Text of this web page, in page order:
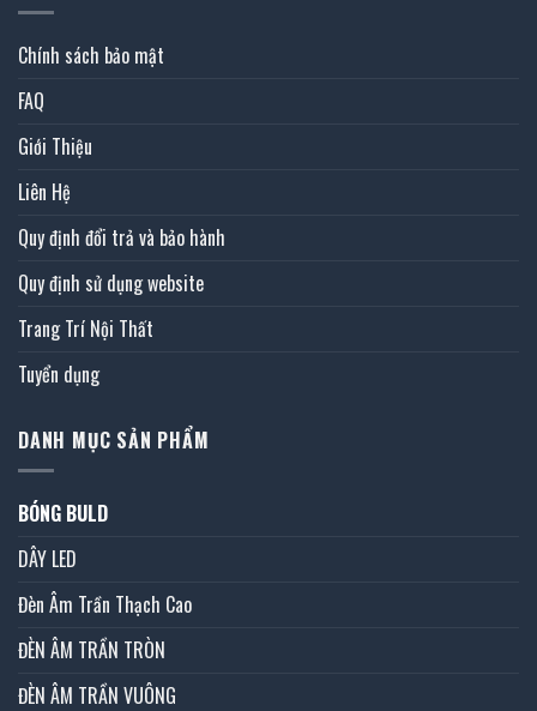
Chính sách bảo mật
FAQ
Giới Thiệu
Liên Hệ
Quy định đổi trả và bảo hành
Quy định sử dụng website
Trang Trí Nội Thất
Tuyển dụng
DANH MỤC SẢN PHẨM
BÓNG BULD
DÂY LED
Đèn Âm Trần Thạch Cao
ĐÈN ÂM TRẦN TRÒN
ĐÈN ÂM TRẦN VUÔNG